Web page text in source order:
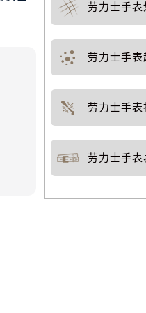
劳力士手表
劳力士手表
劳力士手表
劳力士手表